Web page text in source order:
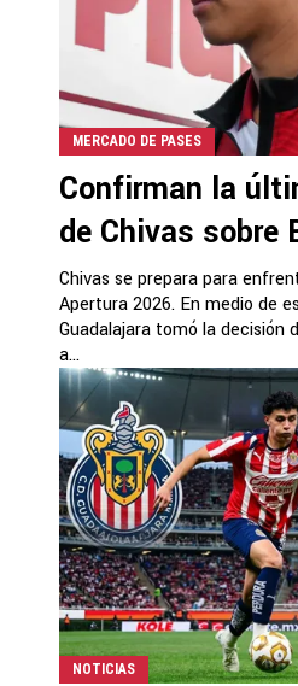
MERCADO DE PASES
Confirman la
de Chivas sobre
Chivas se prepara para
Apertura 2026. En medio de
Guadalajara tomó la decisión
a...
NOTICIAS